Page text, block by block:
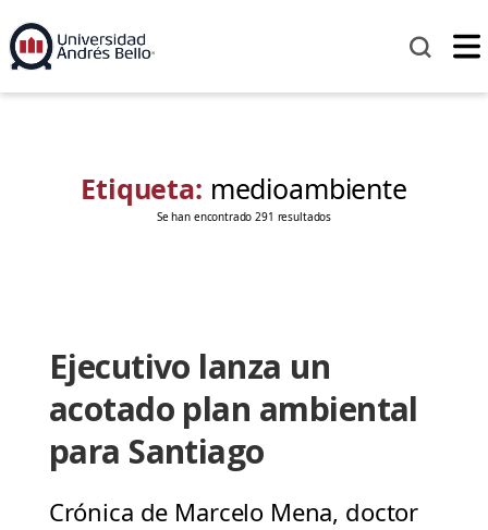
Etiqueta: medioambiente
Se han encontrado 291 resultados
Ejecutivo lanza un
acotado plan ambiental
para Santiago
Crónica de Marcelo Mena, doctor